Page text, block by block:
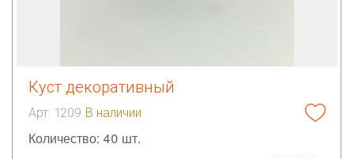
Куст декоративный
Арт. 1209 В наличии
Количество: 40 шт.